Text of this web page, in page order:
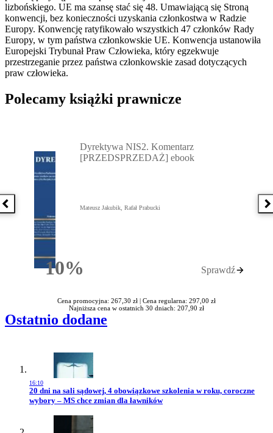
lizbońskiego. UE ma szansę stać się 48. Umawiającą się Stroną
konwencji, bez konieczności uzyskania członkostwa w Radzie
Europy. Konwencję ratyfikowało wszystkich 47 członków Rady
Europy, w tym państwa członkowskie UE. Konwencja ustanowiła
Europejski Trybunał Praw Człowieka, który egzekwuje
przestrzeganie przez państwa członkowskie zasad dotyczących
praw człowieka.
Polecamy książki prawnicze
Poprzednia książka
10%Rabatu
Dyrektywa NIS2. Komentarz
[PRZEDSPRZEDAŻ] ebook
Mateusz Jakubik, Rafał Prabucki
Sprawdź
Cena promocyjna: 267,30 zł | Cena regularna: 297,00 zł
Najniższa cena w ostatnich 30 dniach: 207,90 zł
Ostatnio dodane
16:10
Przejdź do artykułu:
20 dni na sali sądowej, 4 obowiązkowe szkolenia w roku, coroczne
wybory – MS chce zmian dla ławników